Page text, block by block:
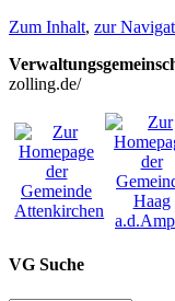
Zum Inhalt, zur
zolling.de/
VG Suche